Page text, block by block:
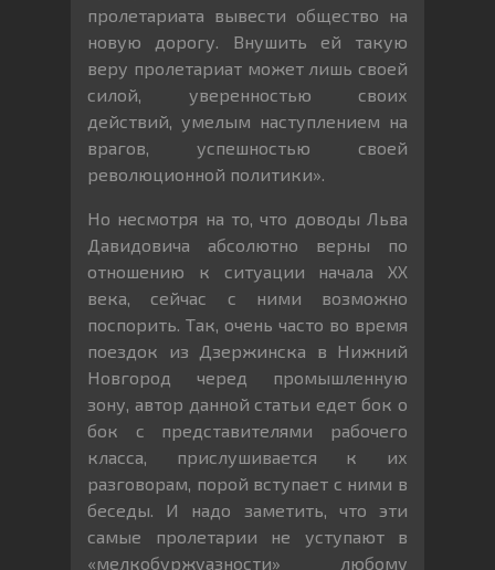
пролетариата вывести общество на
новую дорогу. Внушить ей такую
веру пролетариат может лишь своей
силой, уверенностью своих
действий, умелым наступлением на
врагов, успешностью своей
революционной политики».
Но несмотря на то, что доводы Льва
Давидовича абсолютно верны по
отношению к ситуации начала XX
века, сейчас с ними возможно
поспорить. Так, очень часто во время
поездок из Дзержинска в Нижний
Новгород черед промышленную
зону, автор данной статьи едет бок о
бок с представителями рабочего
класса, прислушивается к их
разговорам, порой вступает с ними в
беседы. И надо заметить, что эти
самые пролетарии не уступают в
«мелкобуржуазности» любому